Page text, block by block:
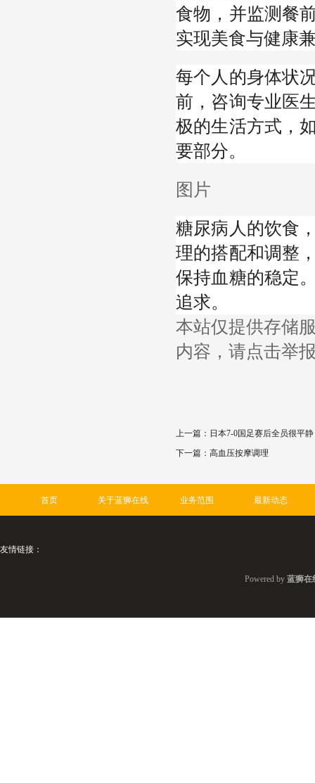
食物，并监测餐
实现美食与健康
每个人的身体状
前，咨询专业医
极的生活方式，
要部分。
图片
糖尿病人的饮食
理的搭配和调整
保持血糖的稳定
追求。
本站仅提供存储
内容，请点击举
上一篇： 日本7-0国足赛后全员很平
下一篇： 高血压按摩调理
首页 关于蓝狮在线 业务范围 最新动态
友情链接：
Powered by 蓝狮在